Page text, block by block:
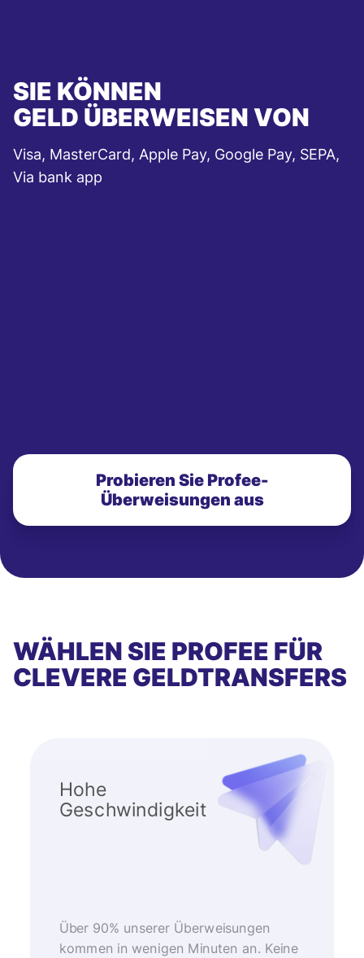
SIE KÖNNEN
GELD ÜBERWEISEN VON
Visa, MasterCard, Apple Pay, Google Pay, SEPA,
Via bank app
Probieren Sie Profee-
Überweisungen aus
WÄHLEN SIE PROFEE FÜR
CLEVERE GELDTRANSFERS
Hohe
Geschwindigkeit
Über 90% unserer Überweisungen
kommen in wenigen Minuten an. Keine